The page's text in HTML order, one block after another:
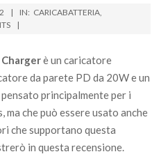
IN: CARICABATTERIA
è un caricatore
da parete PD da 20W e un
principalmente per i
che può essere usato anche
che supportano questa
in questa recensione.